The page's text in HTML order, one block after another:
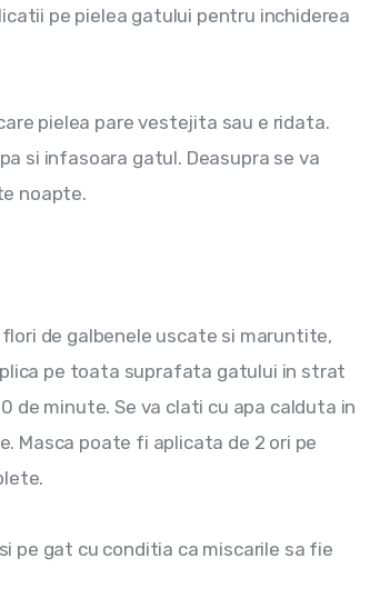
pe pielea gatului pentru inchiderea
pielea pare vestejita sau e ridata.
si infasoara gatul. Deasupra se va
noapte.
flori de galbenele uscate si maruntite,
pe toata suprafata gatului in strat
de minute. Se va clati cu apa calduta in
Masca poate fi aplicata de 2 ori pe
pe gat cu conditia ca miscarile sa fie